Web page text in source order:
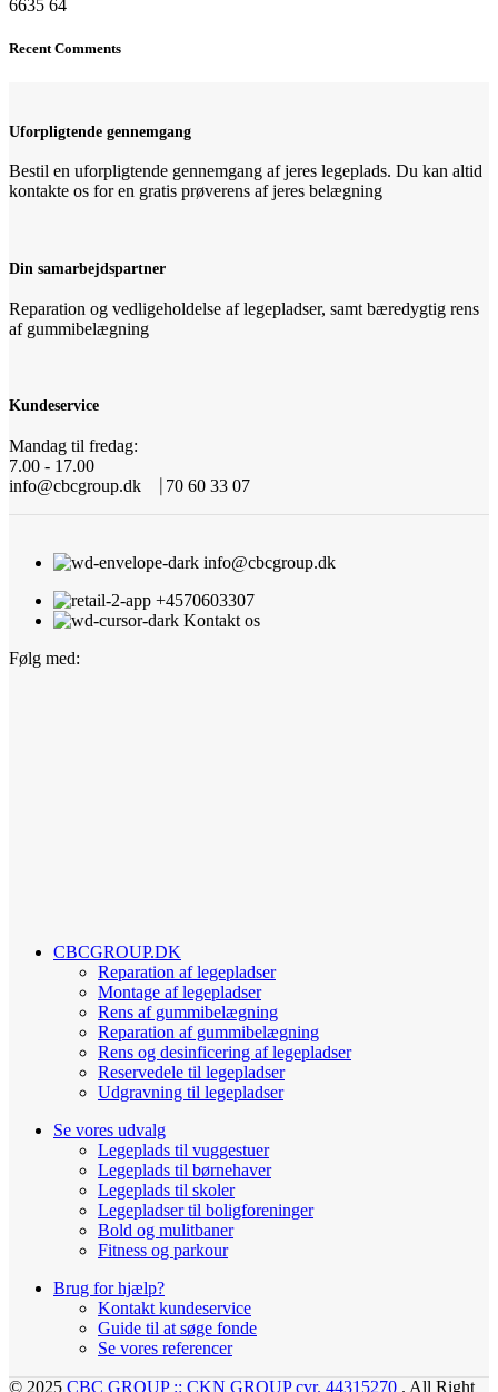
6635 64
Recent Comments
Uforpligtende gennemgang
Bestil en uforpligtende gennemgang af jeres legeplads. Du kan altid
kontakte os for en gratis prøverens af jeres belægning
Din samarbejdspartner
Reparation og vedligeholdelse af legepladser, samt bæredygtig rens
af gummibelægning
Kundeservice
Mandag til fredag:
7.00 - 17.00
info@cbcgroup.dk ⎹ 70 60 33 07
info@cbcgroup.dk
+4570603307
Kontakt os
Følg med:
CBCGROUP.DK
Reparation af legepladser
Montage af legepladser
Rens af gummibelægning
Reparation af gummibelægning
Rens og desinficering af legepladser
Reservedele til legepladser
Udgravning til legepladser
Se vores udvalg
Legeplads til vuggestuer
Legeplads til børnehaver
Legeplads til skoler
Legepladser til boligforeninger
Bold og mulitbaner
Fitness og parkour
Brug for hjælp?
Kontakt kundeservice
Guide til at søge fonde
Se vores referencer
© 2025 CBC GROUP :: CKN GROUP cvr. 44315270 . All Right